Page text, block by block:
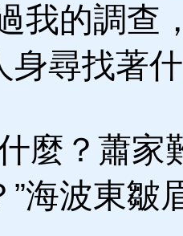
我的調查
身尋找著
麼？蕭家
”海波東皺